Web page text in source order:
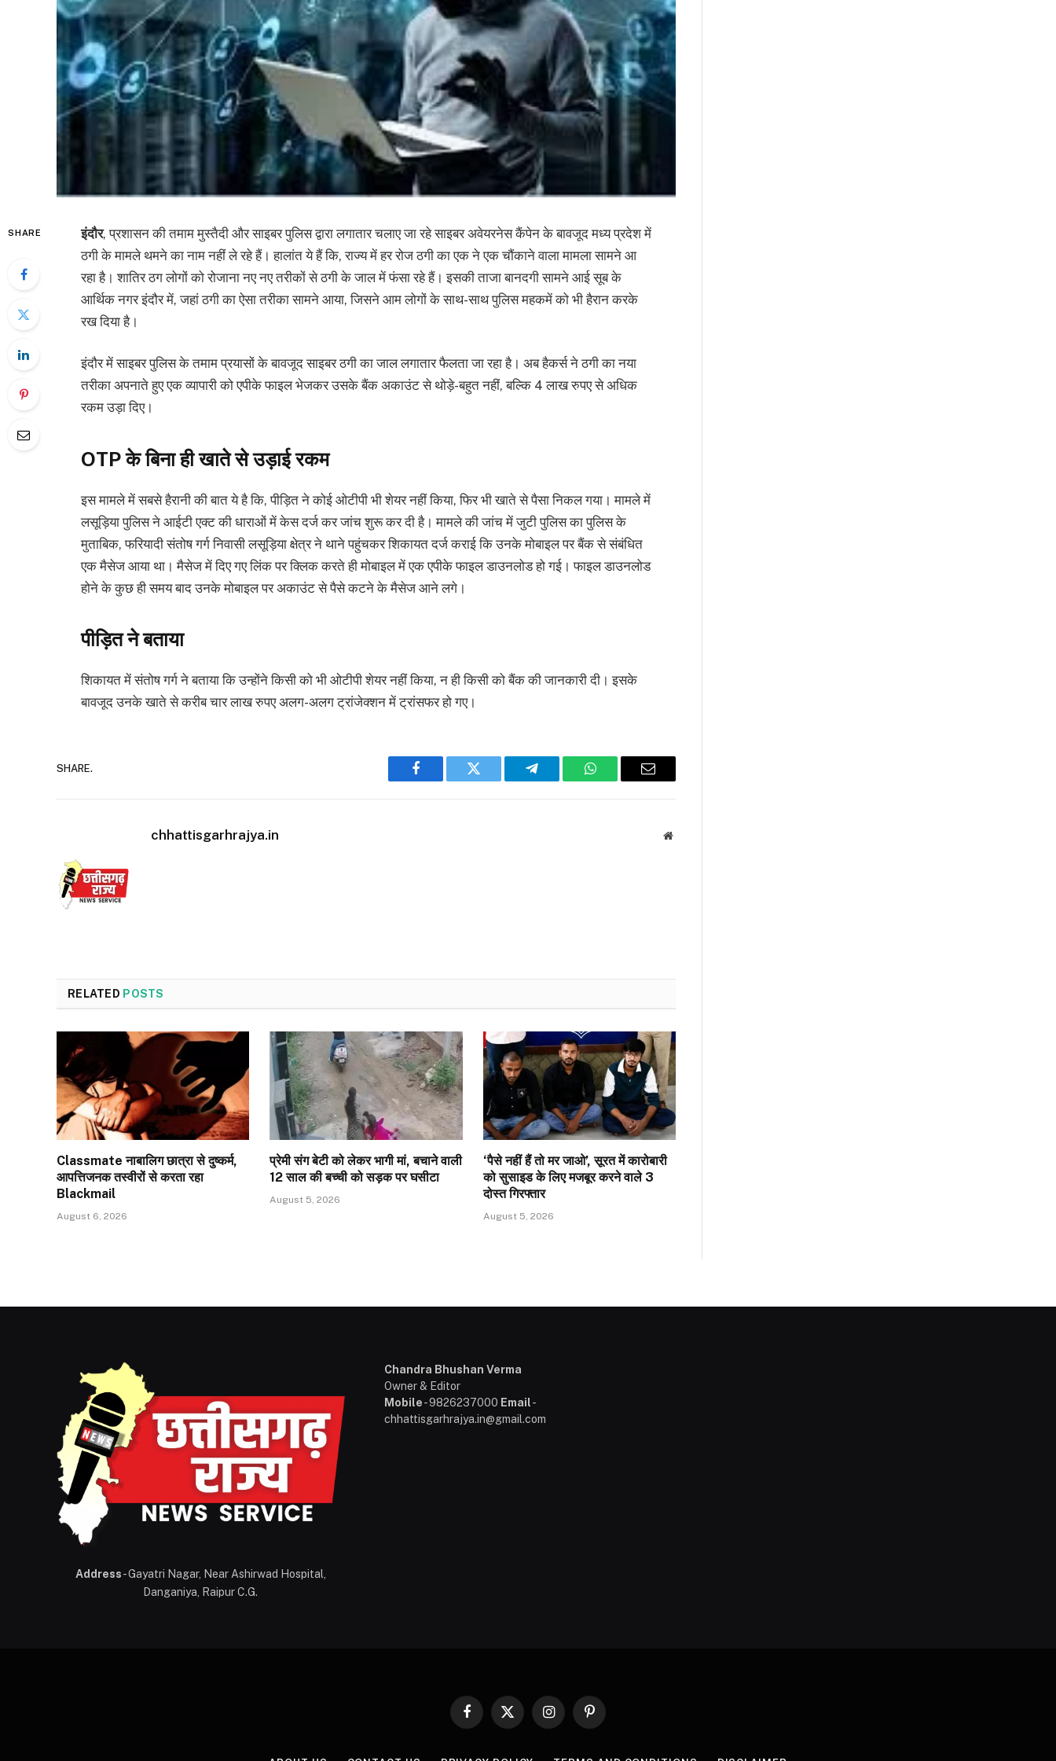
SHARE इंदौर, प्रशासन की तमाम मुस्तैदी और साइबर पुलिस द्वारा लगातार चलाए जा रहे साइबर अवेयरनेस कैंपेन के बावजूद मध्य प्रदेश में
ठगी के मामले थमने का नाम नहीं ले रहे हैं। हालांत ये हैं कि, राज्य में हर रोज ठगी का एक ने एक चौंकाने वाला मामला सामने आ
रहा है। शातिर ठग लोगों को रोजाना नए नए तरीकों से ठगी के जाल में फंसा रहे हैं। इसकी ताजा बानदगी सामने आई सूब के
आर्थिक नगर इंदौर में, जहां ठगी का ऐसा तरीका सामने आया, जिसने आम लोगों के साथ-साथ पुलिस महकमें को भी हैरान करके
रख दिया है।
इंदौर में साइबर पुलिस के तमाम प्रयासों के बावजूद साइबर ठगी का जाल लगातार फैलता जा रहा है। अब हैकर्स ने ठगी का नया
तरीका अपनाते हुए एक व्यापारी को एपीके फाइल भेजकर उसके बैंक अकाउंट से थोड़े-बहुत नहीं, बल्कि 4 लाख रुपए से अधिक
रकम उड़ा दिए।
OTP के बिना ही खाते से उड़ाई रकम
इस मामले में सबसे हैरानी की बात ये है कि, पीड़ित ने कोई ओटीपी भी शेयर नहीं किया, फिर भी खाते से पैसा निकल गया। मामले में
लसूड़िया पुलिस ने आईटी एक्ट की धाराओं में केस दर्ज कर जांच शुरू कर दी है। मामले की जांच में जुटी पुलिस का पुलिस के
मुताबिक, फरियादी संतोष गर्ग निवासी लसूड़िया क्षेत्र ने थाने पहुंचकर शिकायत दर्ज कराई कि उनके मोबाइल पर बैंक से संबंधित
एक मैसेज आया था। मैसेज में दिए गए लिंक पर क्लिक करते ही मोबाइल में एक एपीके फाइल डाउनलोड हो गई। फाइल डाउनलोड
होने के कुछ ही समय बाद उनके मोबाइल पर अकाउंट से पैसे कटने के मैसेज आने लगे।
पीड़ित ने बताया
शिकायत में संतोष गर्ग ने बताया कि उन्होंने किसी को भी ओटीपी शेयर नहीं किया, न ही किसी को बैंक की जानकारी दी। इसके
बावजूद उनके खाते से करीब चार लाख रुपए अलग-अलग ट्रांजेक्शन में ट्रांसफर हो गए।
SHARE.
Facebook Twitter Telegram WhatsAppEmail
chhattisgarhrajya.in Website
RELATED POSTS
Classmate नाबालिग छात्रा से दुष्कर्म,
आपत्तिजनक तस्वीरों से करता रहा
Blackmail
August 6, 2026
प्रेमी संग बेटी को लेकर भागी मां, बचाने वाली
12 साल की बच्ची को सड़क पर घसीटा
August 5, 2026
‘पैसे नहीं हैं तो मर जाओ’, सूरत में कारोबारी
को सुसाइड के लिए मजबूर करने वाले 3
दोस्त गिरफ्तार
August 5, 2026
Address- Gayatri Nagar, Near Ashirwad Hospital,
Danganiya, Raipur C.G.
Chandra Bhushan Verma
Owner & Editor
Mobile- 9826237000 Email-
chhattisgarhrajya.in@gmail.com
Facebook
X
InstagramPinterest